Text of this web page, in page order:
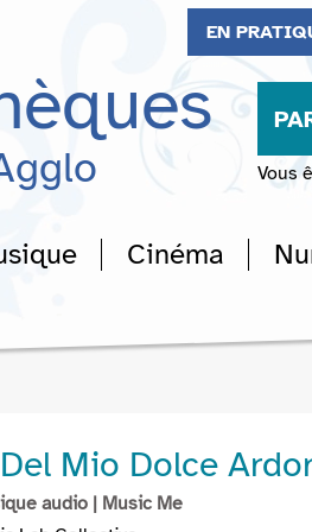
EN
Vous
Cinéma
Mio Dolce
audio | Music Me